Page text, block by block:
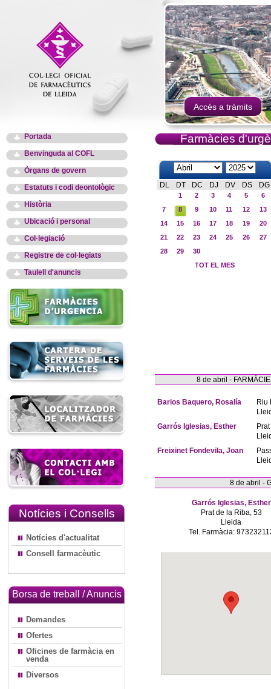
Accés a tràmits
Portada
Benvinguda al COFL
Òrgans de govern
Estatuts i codi deontològic
Història
Ubicació i personal
Col·legiació
Registre de col·legiats
Taulell d'anuncis
Notícies i Consells
Notícies d'actualitat
Consell farmacèutic
Borsa de treball / Anuncis
Demandes
Ofertes
Oficines de farmàcia en
venda
Diversos
Farmàcies
DL DT DC DJ DV DS DG
1 2 3 4 5
6
7
8 9 10 11 12
13
14
15 16 17 18 19
20
21
22 23 24 25 26
27
28
29
30
TOT EL MES
8 de abril -
Barios Baquero, Rosalía
Riu
Garrós Iglesias, Esther
Freixinet Fondevila, Joan
8 de abril -
Garrós Iglesias, Esther
Prat de la Riba, 53
Lleida
Tel. Farmàcia: